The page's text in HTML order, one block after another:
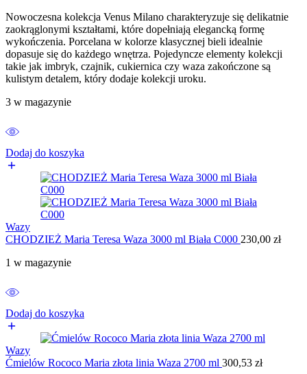
Nowoczesna kolekcja Venus Milano charakteryzuje się delikatnie
zaokrąglonymi kształtami, które dopełniają elegancką formę
wykończenia. Porcelana w kolorze klasycznej bieli idealnie
dopasuje się do każdego wnętrza. Pojedyncze elementy kolekcji
takie jak imbryk, czajnik, cukiernica czy waza zakończone są
kulistym detalem, który dodaje kolekcji uroku.
3 w magazynie
Dodaj do koszyka
Wazy
CHODZIEŻ Maria Teresa Waza 3000 ml Biała C000 230,00 zł
1 w magazynie
Dodaj do koszyka
Wazy
Ćmielów Rococo Maria złota linia Waza 2700 ml 300,53 zł